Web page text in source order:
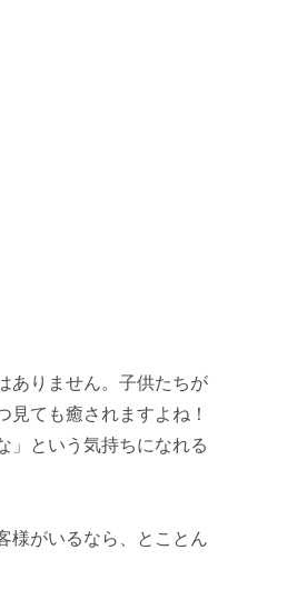
ありません。子供たちが
ても癒されますよね！
」という気持ちになれる
様がいるなら、とことん